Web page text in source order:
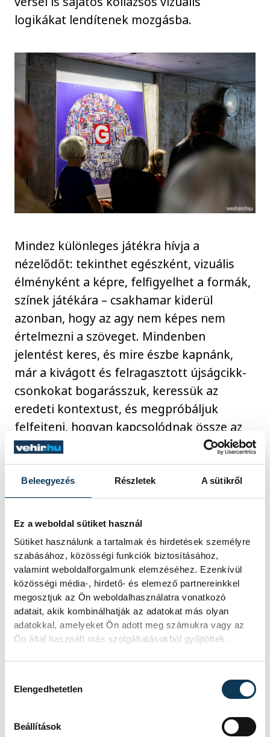
Beleegyezés Részletek A sütikről
Ez a weboldal sütiket használ
Sütiket használunk a tartalmak és hirdetések személyre
szabásához, közösségi funkciók biztosításához,
valamint weboldalforgalmunk elemzéséhez. Ezenkívül
közösségi média-, hirdető- és elemező partnereinkkel
megosztjuk az Ön weboldalhasználatra vonatkozó
adatait, akik kombinálhatják az adatokat más olyan
adatokkal, amelyeket Ön adott meg számukra vagy az
Ön által használt más szolgáltatásokból gyűjtöttek.
Elengedhetetlen
Beállítások
logikákat lendítenek mozgásba.
Mindez különleges játékra hívja a
nézelődőt: tekinthet egészként, vizuális
élményként a képre, felfigyelhet a formák,
színek játékára – csakhamar kiderül
azonban, hogy az agy nem képes nem
értelmezni a szöveget. Mindenben
jelentést keres, és mire észbe kapnánk,
már a kivágott és felragasztott újságcikk-
csonkokat bogarásszuk, keressük az
eredeti kontextust, és megpróbáljuk
felfejteni, hogyan kapcsolódnak össze az
eredeti közegükből kiragadott betűk,
szavak, bekezdések az új
szomszédságukkal.
Méltán dicsérjük az utcagaléria puszta